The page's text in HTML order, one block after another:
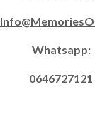
Whatsapp:
0646727121